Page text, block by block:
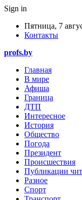
Sign in
Пятница, 7
Контакты
profs.by
Главная
В мире
Афиша
Граница
ДТП
Интересное
История
Общество
Погода
Президент
Происшествия
Публикации
Разное
Спорт